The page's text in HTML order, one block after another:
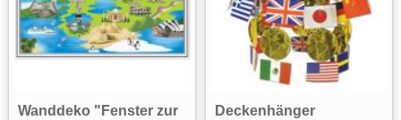
Wanddeko "Fenster zur
Deckenhänger